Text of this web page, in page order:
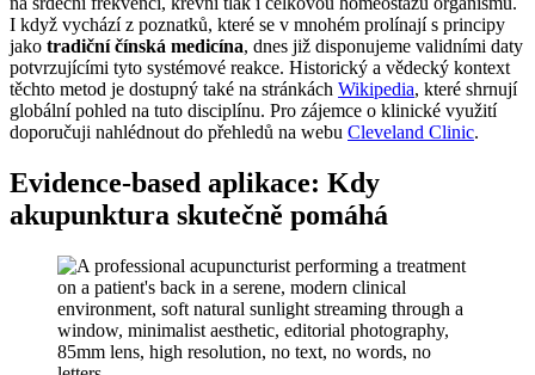
I když vychází z poznatků, které se v mnohém prolínají s principy
jako tradiční čínská medicína, dnes již disponujeme validními daty
potvrzujícími tyto systémové reakce. Historický a vědecký kontext
těchto metod je dostupný také na stránkách Wikipedia, které shrnují
globální pohled na tuto disciplínu. Pro zájemce o klinické využití
doporučuji nahlédnout do přehledů na webu Cleveland Clinic.
Evidence-based aplikace: Kdy
akupunktura skutečně pomáhá